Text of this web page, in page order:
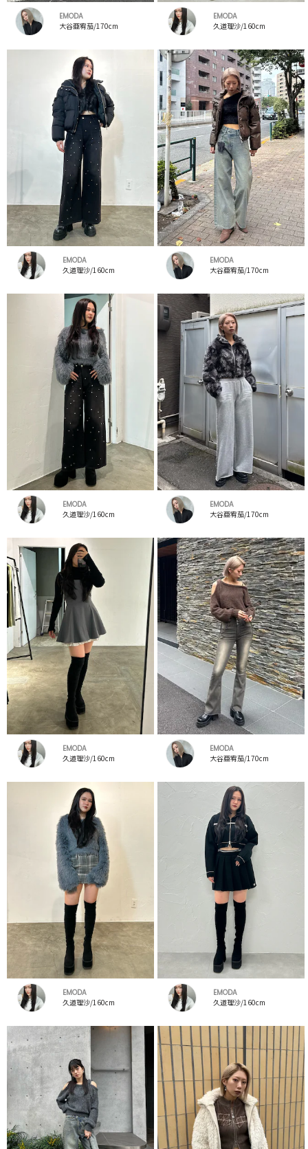
EMODA
大谷亜宥茄/170cm
EMODA
久道理沙/160cm
EMODA
久道理沙/160cm
EMODA
大谷亜宥茄/170cm
EMODA
久道理沙/160cm
EMODA
大谷亜宥茄/170cm
EMODA
久道理沙/160cm
EMODA
大谷亜宥茄/170cm
EMODA
久道理沙/160cm
EMODA
久道理沙/160cm